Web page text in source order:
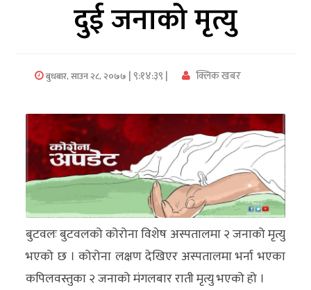
मनाेरञ्जन
विज्ञान
प्रविधि
अन्तरर्वार्ता
ब्लग
खेलकुद
दुई जनाको मृत्यु
बुधबार, साउन २८, २०७७ | ९:१४:३९ | क्लिक खबर
बुटवलः बुटवलको कोरोना विशेष अस्पतालमा २ जनाको मृत्यु
भएको छ । कोरोना लक्षण देखिएर अस्पतालमा भर्ना भएका
कपिलवस्तुका २ जनाको मंगलबार राती मृत्यु भएको हो ।